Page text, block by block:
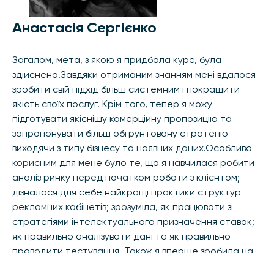
Анастасія Сергієнко
Загалом, мета, з якою я придбала курс, була
здійснена.Завдяки отриманим знанням мені вдалося
зробити свій підхід більш системним і покращити
якість своїх послуг. Крім того, тепер я можу
підготувати якіснішу комерційну пропозицію та
запропонувати більш обгрунтовану стратегію
виходячи з типу бізнесу та наявних даних.Особливо
корисним для мене було те, що я навчилася робити
аналіз ринку перед початком роботи з клієнтом;
дізналася для себе найкращі практики структур
рекламних кабінетів; зрозуміла, як працювати зі
стратегіями інтелектуального призначення ставок;
як правильно аналізувати дані та як правильно